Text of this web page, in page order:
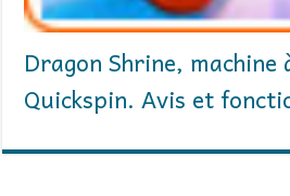
Dragon Shrine, machine
Quickspin. Avis et